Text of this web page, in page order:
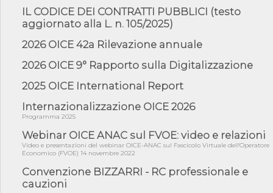
norme UE in m...
05/08/26 - DL Infrastrutture e PNRR è legge: approvata oggi la
amminist...
05/08/26 - Anac: pubblicata la Relazione illustrativa al Bando tipo
2 s...
05/08/26 - SAVE THE DATE: Assemblea Pubblica Confindustria
Professioni ...
05/08/26 - Successo OICE per il bando della Città metropolitana
di Reg...
Campa...
04/08/26 - DL PA: previste cancellazioni da elenchi professionisti
IL CODICE DEI CONTRATTI PUBBLICI (testo
aggiornato alla L. n. 105/2025)
2026 OICE 42a Rilevazione annuale
2026 OICE 9° Rapporto sulla Digitalizzazione
2025 OICE International Report
Internazionalizzazione OICE 2026
Programma 2025
Webinar OICE ANAC sul FVOE: video e relazioni
Video e presentazioni del webinar OICE-ANAC sul Fascicolo Virtuale dell'Operatore
Economico (FVOE) 14 novembre 2022
Convenzione BIZZARRI - RC professionale e
cauzioni